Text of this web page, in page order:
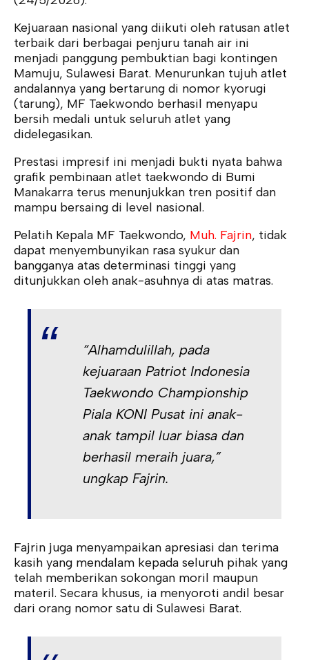
Kejuaraan nasional yang diikuti oleh ratusan atlet
terbaik dari berbagai penjuru tanah air ini
menjadi panggung pembuktian bagi kontingen
Mamuju, Sulawesi Barat. Menurunkan tujuh atlet
andalannya yang bertarung di nomor kyorugi
(tarung), MF Taekwondo berhasil menyapu
bersih medali untuk seluruh atlet yang
didelegasikan.
Prestasi impresif ini menjadi bukti nyata bahwa
grafik pembinaan atlet taekwondo di Bumi
Manakarra terus menunjukkan tren positif dan
mampu bersaing di level nasional.
Pelatih Kepala MF Taekwondo, Muh. Fajrin, tidak
dapat menyembunyikan rasa syukur dan
bangganya atas determinasi tinggi yang
ditunjukkan oleh anak-asuhnya di atas matras.
“Alhamdulillah, pada
kejuaraan Patriot Indonesia
Taekwondo Championship
Piala KONI Pusat ini anak-
anak tampil luar biasa dan
berhasil meraih juara,”
ungkap Fajrin.
Fajrin juga menyampaikan apresiasi dan terima
kasih yang mendalam kepada seluruh pihak yang
telah memberikan sokongan moril maupun
materil. Secara khusus, ia menyoroti andil besar
dari orang nomor satu di Sulawesi Barat.